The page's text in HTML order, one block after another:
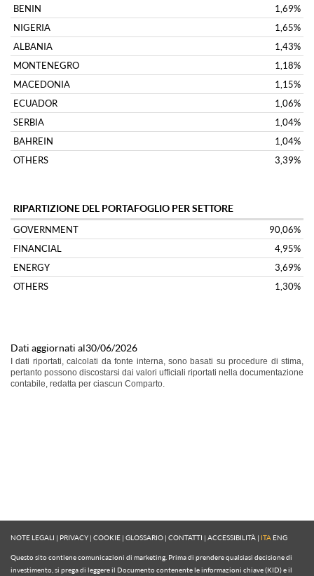
NOTE LEGALI | PRIVACY | COOKIE | GLOSSARIO | CONTATTI | ACCESSIBILITÀ | ITA ENG
Questo sito contiene comunicazioni di marketing. Prima di prendere qualsiasi decisione di
investimento, si prega di leggere il Documento contenente le informazioni chiave (KID) e il